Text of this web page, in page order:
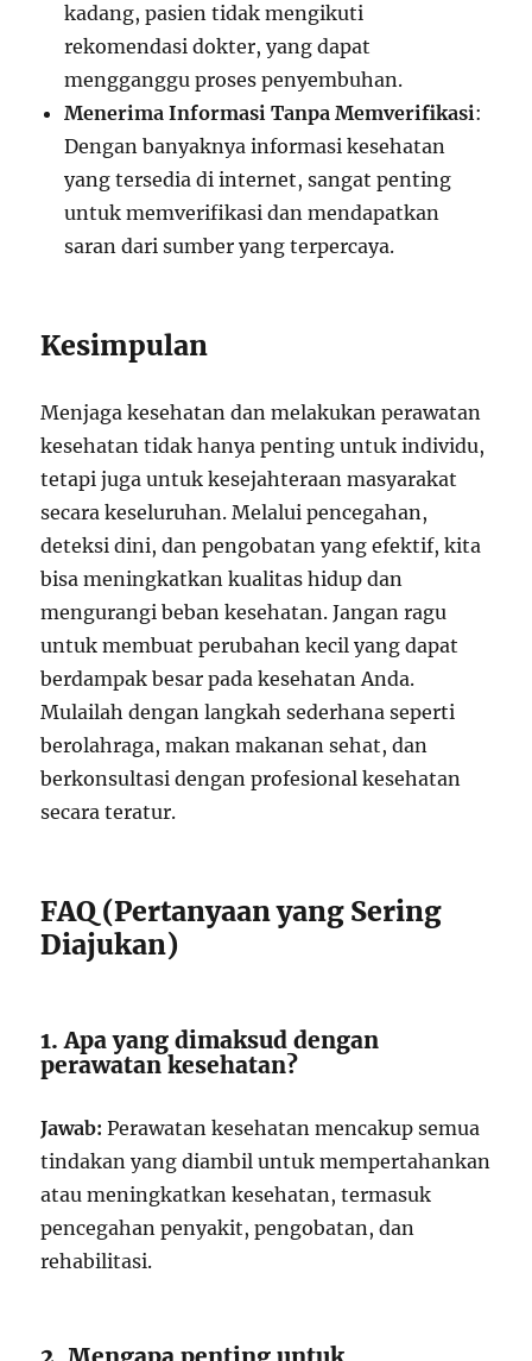
kadang, pasien tidak mengikuti
rekomendasi dokter, yang dapat
mengganggu proses penyembuhan.
Menerima Informasi Tanpa Memverifikasi:
Dengan banyaknya informasi kesehatan
yang tersedia di internet, sangat penting
untuk memverifikasi dan mendapatkan
saran dari sumber yang terpercaya.
Kesimpulan
Menjaga kesehatan dan melakukan perawatan
kesehatan tidak hanya penting untuk individu,
tetapi juga untuk kesejahteraan masyarakat
secara keseluruhan. Melalui pencegahan,
deteksi dini, dan pengobatan yang efektif, kita
bisa meningkatkan kualitas hidup dan
mengurangi beban kesehatan. Jangan ragu
untuk membuat perubahan kecil yang dapat
berdampak besar pada kesehatan Anda.
Mulailah dengan langkah sederhana seperti
berolahraga, makan makanan sehat, dan
berkonsultasi dengan profesional kesehatan
secara teratur.
FAQ (Pertanyaan yang Sering
Diajukan)
1. Apa yang dimaksud dengan
perawatan kesehatan?
Jawab: Perawatan kesehatan mencakup semua
tindakan yang diambil untuk mempertahankan
atau meningkatkan kesehatan, termasuk
pencegahan penyakit, pengobatan, dan
rehabilitasi.